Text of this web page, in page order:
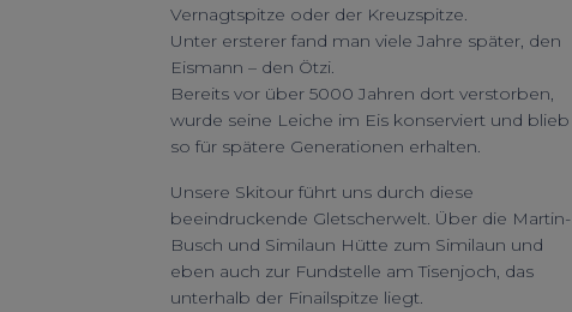
Vernagtspitze oder der Kreuzspitze.
Unter ersterer fand man viele Jahre später, den
Eismann – den Ötzi.
Bereits vor über 5000 Jahren dort verstorben,
wurde seine Leiche im Eis konserviert und blieb
so für spätere Generationen erhalten.
Unsere Skitour führt uns durch diese
beeindruckende Gletscherwelt. Über die Martin-
Busch und Similaun Hütte zum Similaun und
eben auch zur Fundstelle am Tisenjoch, das
unterhalb der Finailspitze liegt.